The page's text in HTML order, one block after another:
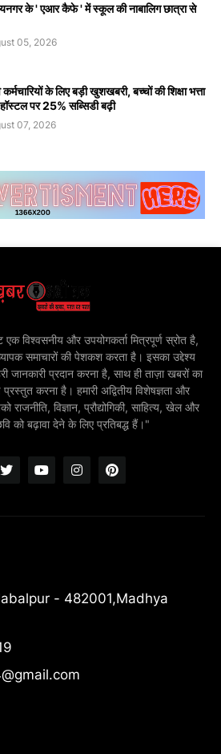
के ' एआर कैफे ' में स्कूल की नाबालिग छात्रा से
05, 2026
के लिए बड़ी खुशखबरी, बच्चों की शिक्षा भत्ता
पर 25% सब्सिडी बढ़ी
07, 2026
विश्वसनीय और उपयोगकर्ता मित्रपूर्ण स्रोत है,
समाचारों की पेशकश करता है। इसका उद्देश्य
जानकारी प्रदान करना है, साथ ही ताज़ा खबरों का
करना है। हमारी अद्वितीय विशेषज्ञता और
विज्ञान, प्रौद्योगिकी, साहित्य, खेल और
को बढ़ावा देने के लिए प्रतिबद्ध हैं।"
- 482001,Madhya